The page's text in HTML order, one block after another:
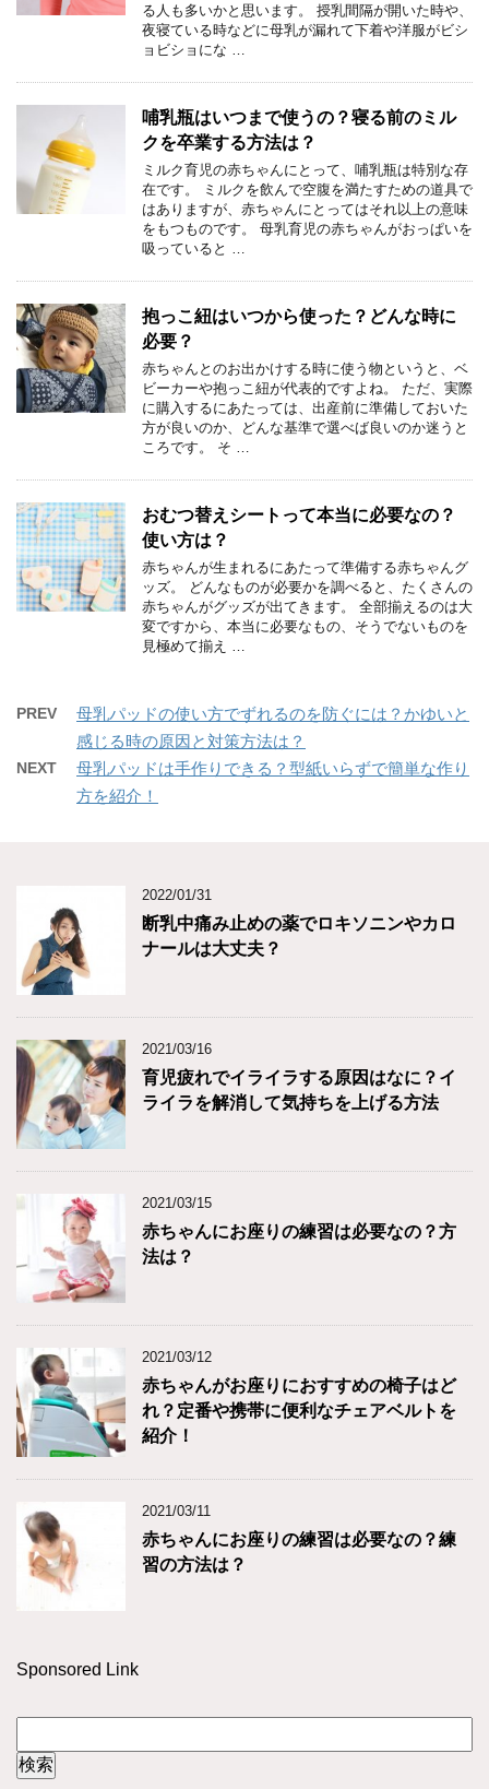
る人も多いかと思います。 授乳間隔が開いた時や、
夜寝ている時などに母乳が漏れて下着や洋服がビシ
ョビショにな …
哺乳瓶はいつまで使うの？寝る前のミル
クを卒業する方法は？
ミルク育児の赤ちゃんにとって、哺乳瓶は特別な存
在です。 ミルクを飲んで空腹を満たすための道具で
はありますが、赤ちゃんにとってはそれ以上の意味
をもつものです。 母乳育児の赤ちゃんがおっぱいを
吸っていると …
抱っこ紐はいつから使った？どんな時に
必要？
赤ちゃんとのお出かけする時に使う物というと、ベ
ビーカーや抱っこ紐が代表的ですよね。 ただ、実際
に購入するにあたっては、出産前に準備しておいた
方が良いのか、どんな基準で選べば良いのか迷うと
ころです。 そ …
おむつ替えシートって本当に必要なの？
使い方は？
赤ちゃんが生まれるにあたって準備する赤ちゃんグ
ッズ。 どんなものが必要かを調べると、たくさんの
赤ちゃんがグッズが出てきます。 全部揃えるのは大
変ですから、本当に必要なもの、そうでないものを
見極めて揃え …
PREV
母乳パッドの使い方でずれるのを防ぐには？かゆいと
感じる時の原因と対策方法は？
NEXT
母乳パッドは手作りできる？型紙いらずで簡単な作り
方を紹介！
2022/01/31
断乳中痛み止めの薬でロキソニンやカロ
ナールは大丈夫？
2021/03/16
育児疲れでイライラする原因はなに？イ
ライラを解消して気持ちを上げる方法
2021/03/15
赤ちゃんにお座りの練習は必要なの？方
法は？
2021/03/12
赤ちゃんがお座りにおすすめの椅子はど
れ？定番や携帯に便利なチェアベルトを
紹介！
2021/03/11
赤ちゃんにお座りの練習は必要なの？練
習の方法は？
Sponsored Link